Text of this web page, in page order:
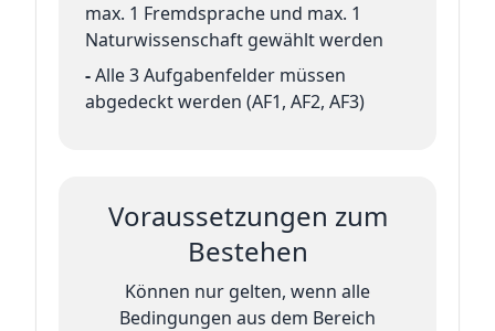
max. 1 Fremdsprache und max. 1
Naturwissenschaft gewählt werden
-Alle 3 Aufgabenfelder müssen
abgedeckt werden (AF1, AF2, AF3)
Voraussetzungen zum
Bestehen
Können nur gelten, wenn alle
Bedingungen aus dem Bereich